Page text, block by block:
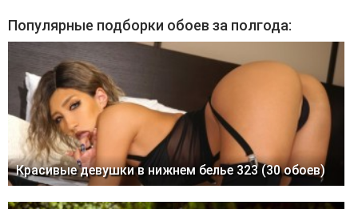
Популярные подборки обоев за полгода:
Красивые девушки в нижнем белье 323 (30 обоев)